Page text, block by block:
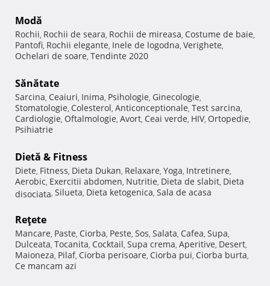
Modă
Rochii, Rochii de seara, Rochii de mireasa, Costume de baie,
Pantofi, Rochii elegante, Inele de logodna, Verighete,
Ochelari de soare, Tendinte 2020
Sănătate
Sarcina, Ceaiuri, Inima, Psihologie, Ginecologie,
Stomatologie, Colesterol, Anticonceptionale, Test sarcina,
Cardiologie, Oftalmologie, Avort, Ceai verde, HIV, Ortopedie,
Psihiatrie
Dietă & Fitness
Diete, Fitness, Dieta Dukan, Relaxare, Yoga, Intretinere,
Aerobic, Exercitii abdomen, Nutritie, Dieta de slabit, Dieta
disociata, Silueta, Dieta ketogenica, Sala de acasa
Reţete
Mancare, Paste, Ciorba, Peste, Sos, Salata, Cafea, Supa,
Dulceata, Tocanita, Cocktail, Supa crema, Aperitive, Desert,
Maioneza, Pilaf, Ciorba perisoare, Ciorba pui, Ciorba burta,
Ce mancam azi